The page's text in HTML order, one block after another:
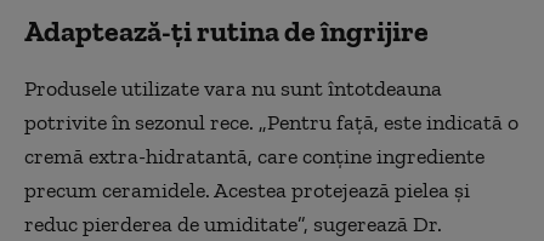
Adaptează-ți rutina de îngrijire
Produsele utilizate vara nu sunt întotdeauna
potrivite în sezonul rece. „Pentru față, este indicată o
cremă extra-hidratantă, care conține ingrediente
precum ceramidele. Acestea protejează pielea și
reduc pierderea de umiditate”, sugerează Dr.